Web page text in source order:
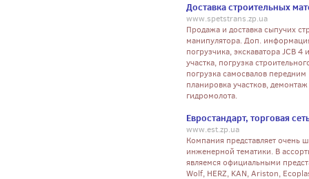
Доставка строительных
www.spetstrans.zp.ua
Продажа и доставка сыпучих
манипулятора. Доп.
погрузчика, экскаватора JCB
участка, погрузка
погрузка самосвалов
планировка участков,
гидромолота.
Евростандарт, торговая
www.est.zp.ua
Компания представляет очень
инженерной тематики. В
являемся официальными
Wolf, HERZ, KAN, Ariston,